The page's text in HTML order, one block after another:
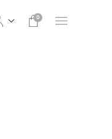
0